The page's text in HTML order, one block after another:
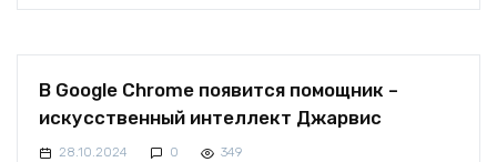
В Google Chrome появится помощник –
искусственный интеллект Джарвис
28.10.2024 0 349